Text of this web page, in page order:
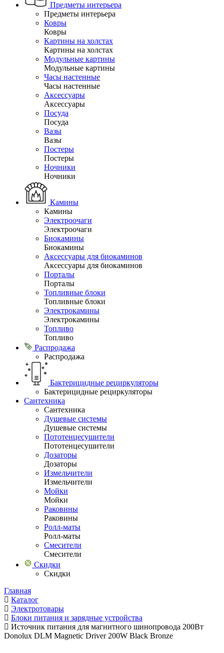
Предметы интерьера
Предметы интерьера
Ковры
Ковры
Картины на холстах
Картины на холстах
Модульные картины
Модульные картины
Часы настенные
Часы настенные
Аксессуары
Аксессуары
Посуда
Посуда
Вазы
Вазы
Постеры
Постеры
Ночники
Ночники
Камины
Камины
Электроочаги
Электроочаги
Биокамины
Биокамины
Аксессуары для биокаминов
Аксессуары для биокаминов
Порталы
Порталы
Топливные блоки
Топливные блоки
Электрокамины
Электрокамины
Топливо
Топливо
Распродажа
Распродажа
Бактерицидные рециркуляторы
Бактерицидные рециркуляторы
Сантехника
Сантехника
Душевые системы
Душевые системы
Пототенцесушители
Пототенцесушители
Дозаторы
Дозаторы
Измельчители
Измельчители
Мойки
Мойки
Раковины
Раковины
Ролл-маты
Ролл-маты
Смесители
Смесители
Скидки
Скидки
Главная
Каталог
Электротовары
Блоки питания и зарядные устройства
Источник питания для магнитного шинопровода 200Вт
Donolux DLM Magnetic Driver 200W Black Bronze